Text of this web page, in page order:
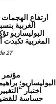
ارتفاع
البوليساريو
المغربية تكبدت
27 de يونيو de 2026
البوليساريو:
اختبار
حساسة